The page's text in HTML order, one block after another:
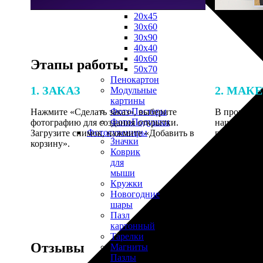
20х45
30х60
30х90
40х40
40х60
50х70
Пенокартон
Модульные
картины
ФотоПостеры
ФотоПодушки
Фотоcувениры
Значки
Коврик
для
мыши
Кружки
Новогодние
шары
Пазл
картонный
Тарелки
Магниты
Пазлы
Этапы работы
1. ЗАКАЗ
Нажмите «Сделать заказ», выберите
фотографию для создания открытки.
Загрузите снимок, нажмите «Добавить в
корзину».
2.
В процессе
наши
по
Отзывы